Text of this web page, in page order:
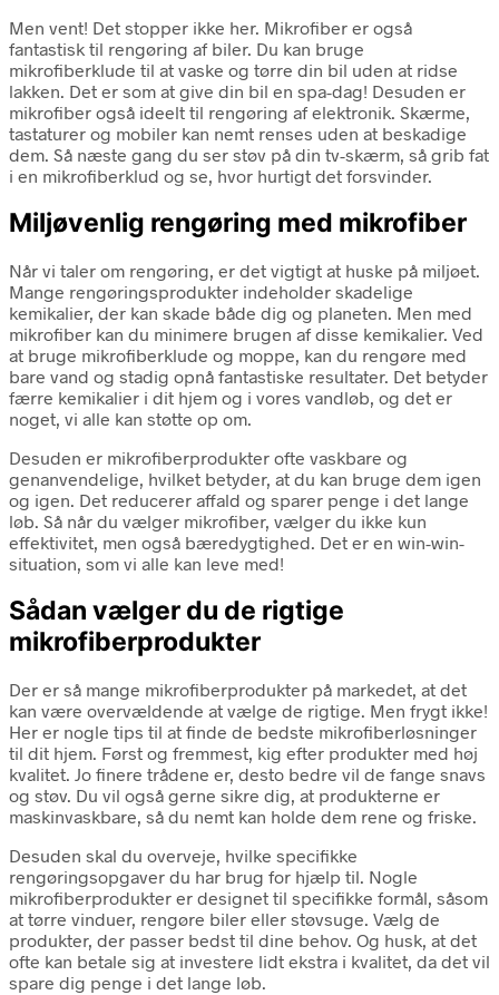
Men vent! Det stopper ikke her. Mikrofiber er også
fantastisk til rengøring af biler. Du kan bruge
mikrofiberklude til at vaske og tørre din bil uden at ridse
lakken. Det er som at give din bil en spa-dag! Desuden er
mikrofiber også ideelt til rengøring af elektronik. Skærme,
tastaturer og mobiler kan nemt renses uden at beskadige
dem. Så næste gang du ser støv på din tv-skærm, så grib fat
i en mikrofiberklud og se, hvor hurtigt det forsvinder.
Miljøvenlig rengøring med mikrofiber
Når vi taler om rengøring, er det vigtigt at huske på miljøet.
Mange rengøringsprodukter indeholder skadelige
kemikalier, der kan skade både dig og planeten. Men med
mikrofiber kan du minimere brugen af disse kemikalier. Ved
at bruge mikrofiberklude og moppe, kan du rengøre med
bare vand og stadig opnå fantastiske resultater. Det betyder
færre kemikalier i dit hjem og i vores vandløb, og det er
noget, vi alle kan støtte op om.
Desuden er mikrofiberprodukter ofte vaskbare og
genanvendelige, hvilket betyder, at du kan bruge dem igen
og igen. Det reducerer affald og sparer penge i det lange
løb. Så når du vælger mikrofiber, vælger du ikke kun
effektivitet, men også bæredygtighed. Det er en win-win-
situation, som vi alle kan leve med!
Sådan vælger du de rigtige
mikrofiberprodukter
Der er så mange mikrofiberprodukter på markedet, at det
kan være overvældende at vælge de rigtige. Men frygt ikke!
Her er nogle tips til at finde de bedste mikrofiberløsninger
til dit hjem. Først og fremmest, kig efter produkter med høj
kvalitet. Jo finere trådene er, desto bedre vil de fange snavs
og støv. Du vil også gerne sikre dig, at produkterne er
maskinvaskbare, så du nemt kan holde dem rene og friske.
Desuden skal du overveje, hvilke specifikke
rengøringsopgaver du har brug for hjælp til. Nogle
mikrofiberprodukter er designet til specifikke formål, såsom
at tørre vinduer, rengøre biler eller støvsuge. Vælg de
produkter, der passer bedst til dine behov. Og husk, at det
ofte kan betale sig at investere lidt ekstra i kvalitet, da det vil
spare dig penge i det lange løb.